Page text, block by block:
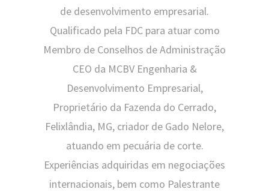
de desenvolvimento empresarial.
Qualificado pela FDC para atuar como
Membro de Conselhos de Administração
CEO da MCBV Engenharia &
Desenvolvimento Empresarial,
Proprietário da Fazenda do Cerrado,
Felixlândia, MG, criador de Gado Nelore,
atuando em pecuária de corte.
Experiências adquiridas em negociações
internacionais, bem como Palestrante